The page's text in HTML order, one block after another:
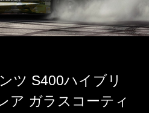
ツ S400ハイブリ
ア ガラスコーティ